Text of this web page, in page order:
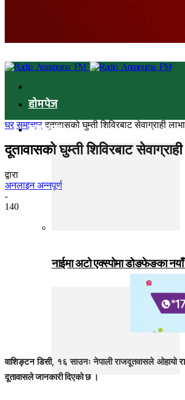
होमपेज
समाचार
नाईमा अटो एक्स्पोमा डोङफेङका
घर समाचार दूतावासको घुम्ती शिविरबाट सेवाग्राही
दूतावासको घुम्ती शिविरबाट सेवाग्राही
द्वारा
अनलाइन अन्नपूर्ण
-
140
वाशिङ्टन डिसी, १६ साउनः नेपाली राजदूतवासले ओहायो
दूतावासले जानकारी दिएको छ ।